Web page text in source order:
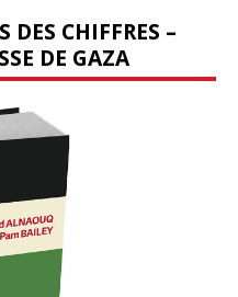
DES CHIFFRES –
DE GAZA